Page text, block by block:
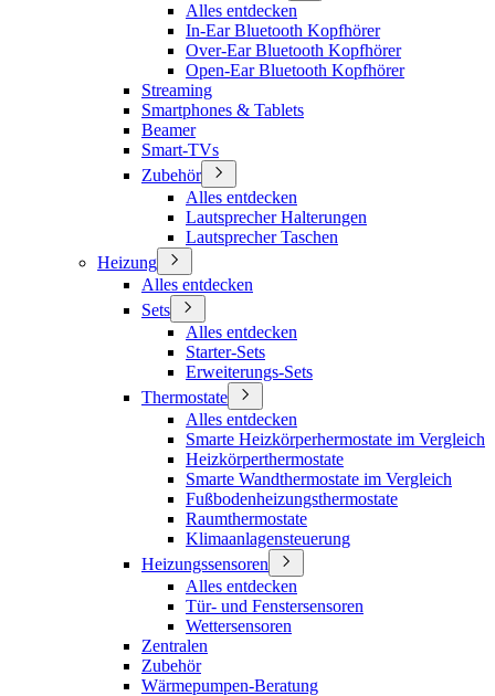
Alles entdecken
In-Ear Bluetooth Kopfhörer
Over-Ear Bluetooth Kopfhörer
Open-Ear Bluetooth Kopfhörer
Streaming
Smartphones & Tablets
Beamer
Smart-TVs
Zubehör
Alles entdecken
Lautsprecher Halterungen
Lautsprecher Taschen
Heizung
Alles entdecken
Sets
Alles entdecken
Starter-Sets
Erweiterungs-Sets
Thermostate
Alles entdecken
Smarte Heizkörperhermostate im Vergleich
Heizkörperthermostate
Smarte Wandthermostate im Vergleich
Fußbodenheizungsthermostate
Raumthermostate
Klimaanlagensteuerung
Heizungssensoren
Alles entdecken
Tür- und Fenstersensoren
Wettersensoren
Zentralen
Zubehör
Wärmepumpen-Beratung